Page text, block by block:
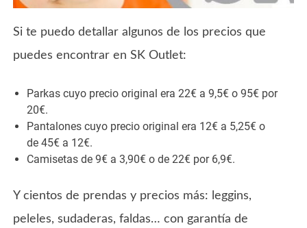
Si te puedo detallar algunos de los precios que
puedes encontrar en SK Outlet:
Parkas cuyo precio original era 22€ a 9,5€ o 95€ por
20€.
Pantalones cuyo precio original era 12€ a 5,25€ o
de 45€ a 12€.
Camisetas de 9€ a 3,90€ o de 22€ por 6,9€.
Y cientos de prendas y precios más: leggins,
peleles, sudaderas, faldas… con garantía de